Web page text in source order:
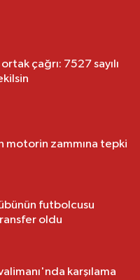
çağrı: 7527 sayılı
motorin zammına tepki
futbolcusu
oldu
karşılama